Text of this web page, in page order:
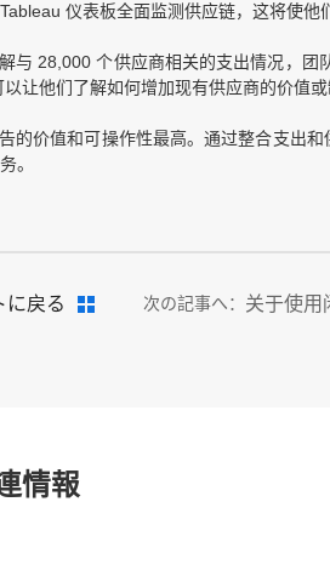
仪表板全面监测供应链，这将使
28,000 个供应商相关的支出情况，团
他们了解如何增加现有供应商的价值或
价值和可操作性最高。通过整合支出
。
に戻る 次の記事へ：
情報